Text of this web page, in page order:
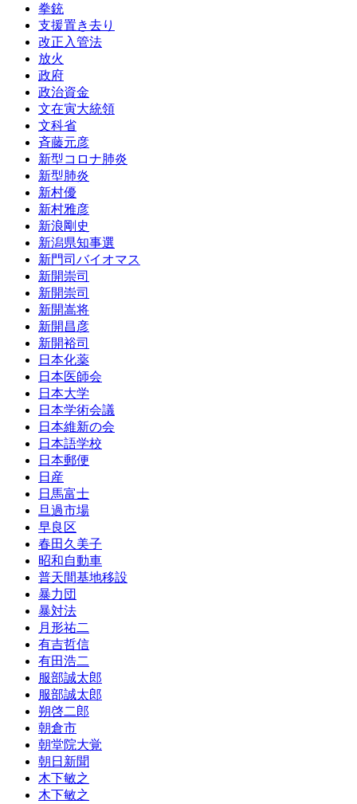
拳銃
支援置き去り
改正入管法
放火
政府
政治資金
文在寅大統領
文科省
斉藤元彦
新型コロナ肺炎
新型肺炎
新村優
新村雅彦
新浪剛史
新潟県知事選
新門司バイオマス
新開崇司
新開崇司
新開嵩将
新開昌彦
新開裕司
日本化薬
日本医師会
日本大学
日本学術会議
日本維新の会
日本語学校
日本郵便
日産
日馬富士
旦過市場
早良区
春田久美子
昭和自動車
普天間基地移設
暴力団
暴対法
月形祐二
有吉哲信
有田浩二
服部誠太郎
服部誠太郎
朔啓二郎
朝倉市
朝堂院大覚
朝日新聞
木下敏之
木下敏之